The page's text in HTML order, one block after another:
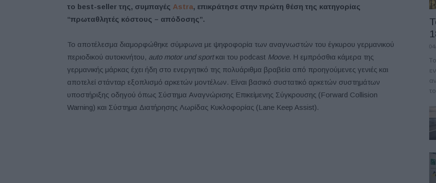
το best-seller της, συμπαγές Astra, επικράτησε στην πρώτη θέση της κατηγορίας
“πρωταθλητές κόστους – απόδοσης”.
Το αποτέλεσμα διαμορφώθηκε σύμφωνα με ψηφοφορία των αναγνωστών του έγκυρου γερμανικού
περιοδικού αυτοκινήτου, auto motor und sportκαι του podcast Moove. Η εμπρόσθια κάμερα της
γερμανικής μάρκας έχει ήδη στο ενεργητικό της πολυάριθμα βραβεία από προηγούμενες γενιές και
αποτελεί στάνταρ εξοπλισμό αρκετών μοντέλων. Είναι βασικό συστατικό αρκετών συστημάτων
υποστήριξης οδηγού όπως Σύστημα Αναγνώρισης Επικείμενης Σύγκρουσης (Forward Collision
Warning) και Σύστημα Διατήρησης Λωρίδας Κυκλοφορίας (Lane Keep Assist).